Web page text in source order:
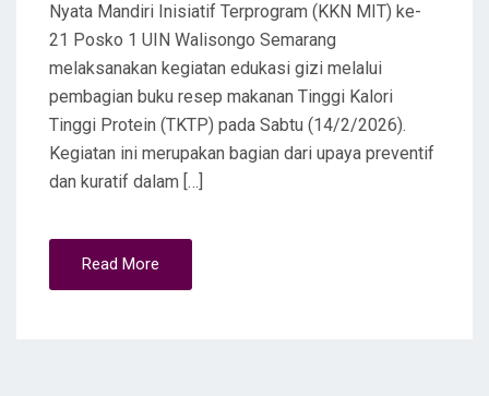
Nyata Mandiri Inisiatif Terprogram (KKN MIT) ke-
21 Posko 1 UIN Walisongo Semarang
melaksanakan kegiatan edukasi gizi melalui
pembagian buku resep makanan Tinggi Kalori
Tinggi Protein (TKTP) pada Sabtu (14/2/2026).
Kegiatan ini merupakan bagian dari upaya preventif
dan kuratif dalam […]
Read More